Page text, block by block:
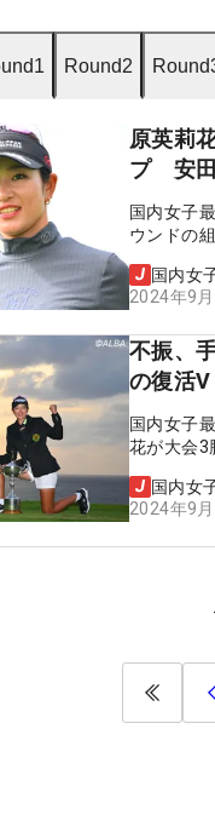
Round2
原英莉
プ 安田
国内女子
ウンドの
国内女
2024年9
不振、
の復活V
国内女子
花が大会3
国内女
2024年9